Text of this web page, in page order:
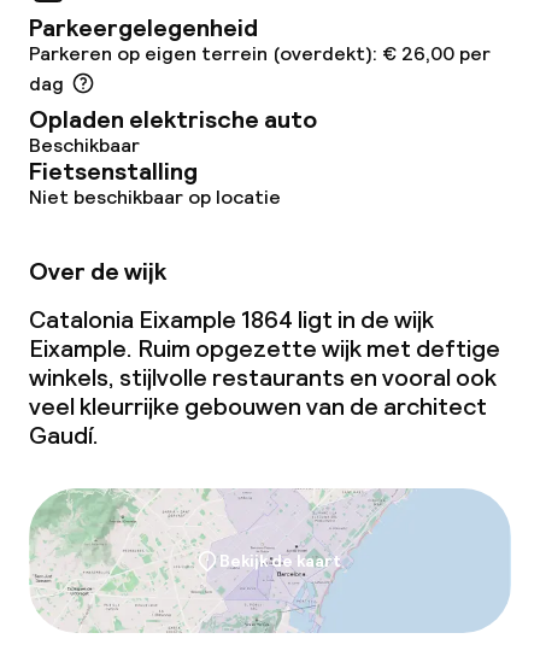
dan de 5 kg)
Grote huisdieren toegestaan (meer
dan 5 kg)
Parkeergelegenheid
Parkeren op eigen terrein (overdekt): € 26,00 per
dag
Opladen elektrische auto
Beschikbaar
Fietsenstalling
Niet beschikbaar op locatie
Over de wijk
Catalonia Eixample 1864 ligt in de wijk
Eixample. Ruim opgezette wijk met deftige
winkels, stijlvolle restaurants en vooral ook
veel kleurrijke gebouwen van de architect
Gaudí.
Bekijk de kaart